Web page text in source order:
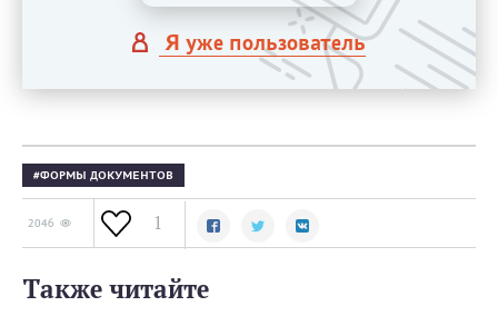
Я уже пользователь
ФОРМЫ ДОКУМЕНТОВ
2046 1
Также читайте